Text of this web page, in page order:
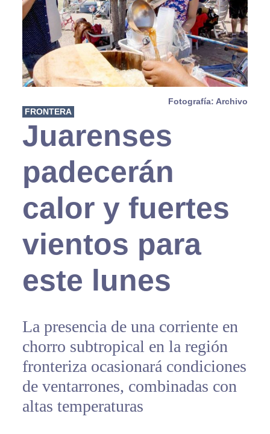
Fotografía: Archivo
FRONTERA
Juarenses
padecerán
calor y fuertes
vientos para
este lunes
La presencia de una corriente en
chorro subtropical en la región
fronteriza ocasionará condiciones
de ventarrones, combinadas con
altas temperaturas